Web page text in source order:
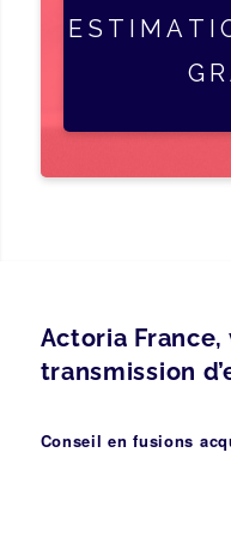
Actoria
transmission
Conseil en fusions